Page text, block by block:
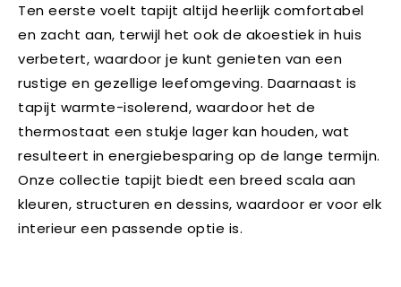
Ten eerste voelt tapijt altijd heerlijk comfortabel
en zacht aan, terwijl het ook de akoestiek in huis
verbetert, waardoor je kunt genieten van een
rustige en gezellige leefomgeving. Daarnaast is
tapijt warmte-isolerend, waardoor het de
thermostaat een stukje lager kan houden, wat
resulteert in energiebesparing op de lange termijn.
Onze collectie tapijt biedt een breed scala aan
kleuren, structuren en dessins, waardoor er voor elk
interieur een passende optie is.